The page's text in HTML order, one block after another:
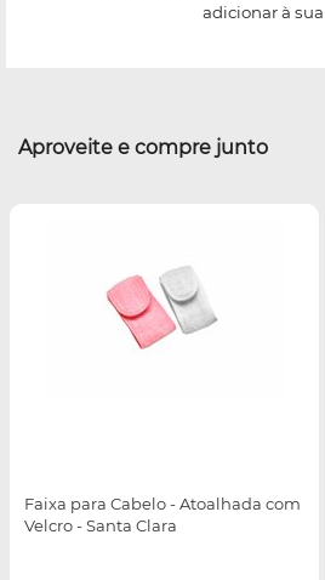
adicionar à
Aproveite e compre junto
Faixa para Cabelo - Atoalhada com
Velcro - Santa Clara